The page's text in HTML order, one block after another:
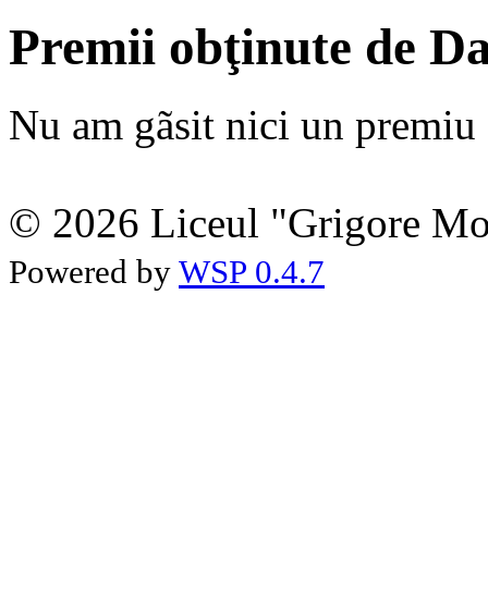
Premii obţinute de
Nu am gãsit nici un premiu
© 2026 Liceul "Grigore
Powered by WSP 0.4.7